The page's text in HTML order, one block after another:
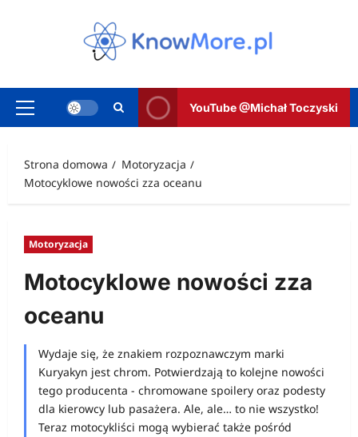
Menu
YouTube @Michał Toczyski
Strona domowa
Motoryzacja
Motocyklowe nowości zza oceanu
Motoryzacja
Motocyklowe nowości zza
oceanu
Wydaje się, że znakiem rozpoznawczym marki
Kuryakyn jest chrom. Potwierdzają to kolejne nowości
tego producenta - chromowane spoilery oraz podesty
dla kierowcy lub pasażera. Ale, ale… to nie wszystko!
Teraz motocykliści mogą wybierać także pośród